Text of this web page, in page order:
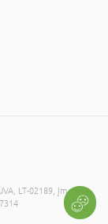
LT-02189, Įmonės